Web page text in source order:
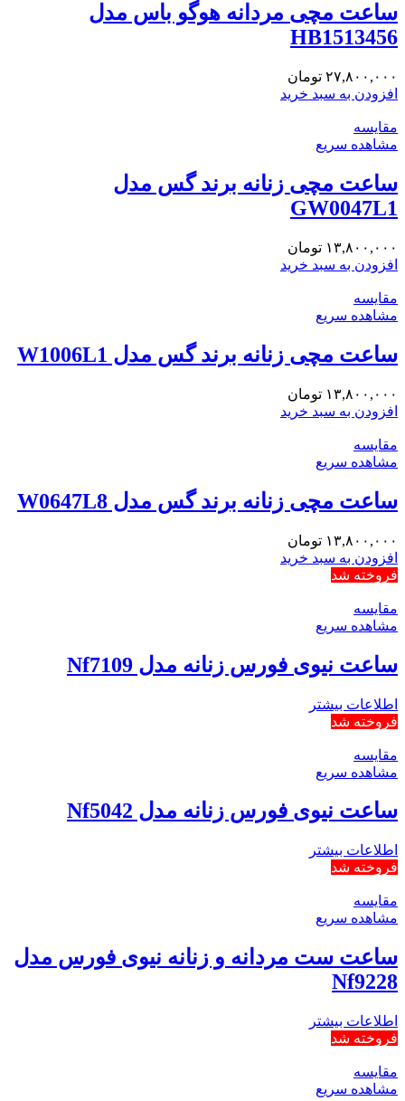
ساعت مچی مردانه هوگو باس مدل
HB1513456
۲۷,۸۰۰,۰۰۰ تومان
افزودن به سبد خرید
مقایسه
مشاهده سریع
ساعت مچی زنانه برند گس مدل
GW0047L1
۱۳,۸۰۰,۰۰۰ تومان
افزودن به سبد خرید
مقایسه
مشاهده سریع
ساعت مچی زنانه برند گس مدل W1006L1
۱۳,۸۰۰,۰۰۰ تومان
افزودن به سبد خرید
مقایسه
مشاهده سریع
ساعت مچی زنانه برند گس مدل W0647L8
۱۳,۸۰۰,۰۰۰ تومان
افزودن به سبد خرید
فروخته شد
مقایسه
مشاهده سریع
ساعت نیوی فورس زنانه مدل Nf7109
اطلاعات بیشتر
فروخته شد
مقایسه
مشاهده سریع
ساعت نیوی فورس زنانه مدل Nf5042
اطلاعات بیشتر
فروخته شد
مقایسه
مشاهده سریع
ساعت ست مردانه و زنانه نیوی فورس مدل
Nf9228
اطلاعات بیشتر
فروخته شد
مقایسه
مشاهده سریع